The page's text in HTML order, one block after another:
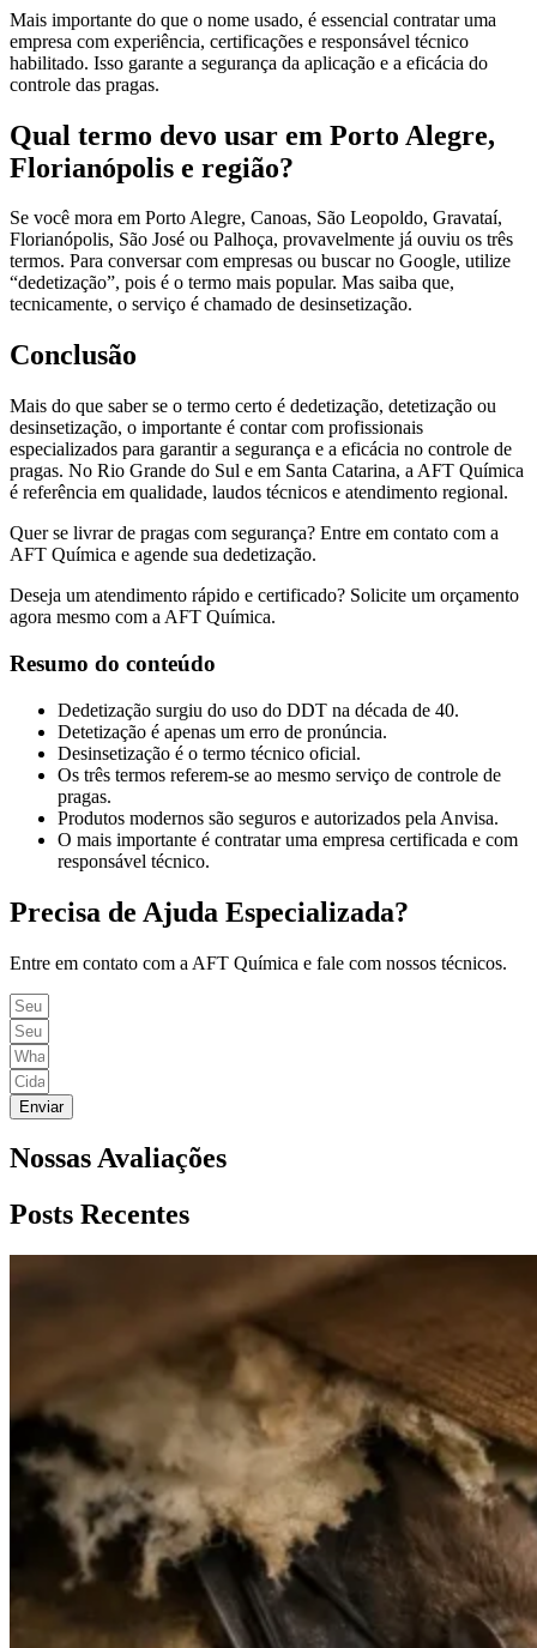
Mais importante do que o nome usado, é essencial contratar uma
empresa com experiência, certificações e responsável técnico
habilitado. Isso garante a segurança da aplicação e a eficácia do
controle das pragas.
Qual termo devo usar em Porto Alegre,
Florianópolis e região?
Se você mora em Porto Alegre, Canoas, São Leopoldo, Gravataí,
Florianópolis, São José ou Palhoça, provavelmente já ouviu os três
termos. Para conversar com empresas ou buscar no Google, utilize
“dedetização”, pois é o termo mais popular. Mas saiba que,
tecnicamente, o serviço é chamado de desinsetização.
Conclusão
Mais do que saber se o termo certo é dedetização, detetização ou
desinsetização, o importante é contar com profissionais
especializados para garantir a segurança e a eficácia no controle de
pragas. No Rio Grande do Sul e em Santa Catarina, a AFT Química
é referência em qualidade, laudos técnicos e atendimento regional.
Quer se livrar de pragas com segurança? Entre em contato com a
AFT Química e agende sua dedetização.
Deseja um atendimento rápido e certificado? Solicite um orçamento
agora mesmo com a AFT Química.
Resumo do conteúdo
Dedetização surgiu do uso do DDT na década de 40.
Detetização é apenas um erro de pronúncia.
Desinsetização é o termo técnico oficial.
Os três termos referem-se ao mesmo serviço de controle de
pragas.
Produtos modernos são seguros e autorizados pela Anvisa.
O mais importante é contratar uma empresa certificada e com
responsável técnico.
Precisa de Ajuda Especializada?
Entre em contato com a AFT Química e fale com nossos técnicos.
Enviar
Nossas Avaliações
Posts Recentes